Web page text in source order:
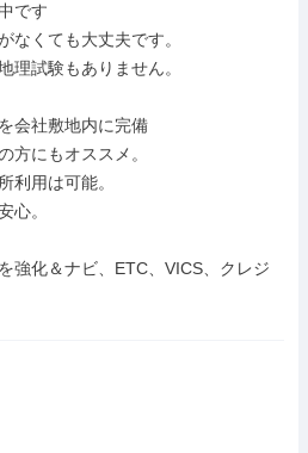
です
なくても⼤丈夫です。
理試験もありません。
会社敷地内に完備
⽅にもオススメ。
利⽤は可能。
⼼。
強化＆ナビ、ETC、VICS、クレジ